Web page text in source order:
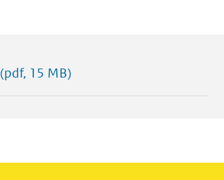
(pdf, 15 MB)